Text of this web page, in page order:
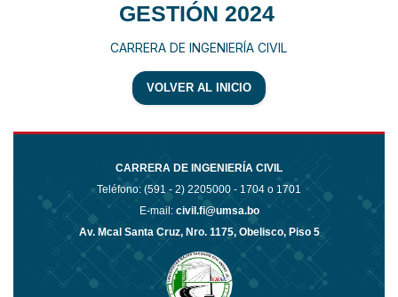
GESTIÓN 2024
CARRERA DE INGENIERÍA CIVIL
VOLVER AL INICIO
CARRERA DE INGENIERÍA CIVIL
Teléfono: (591 - 2) 2205000 - 1704 o 1701
E-mail: civil.fi@umsa.bo
Av. Mcal Santa Cruz, Nro. 1175, Obelisco, Piso 5